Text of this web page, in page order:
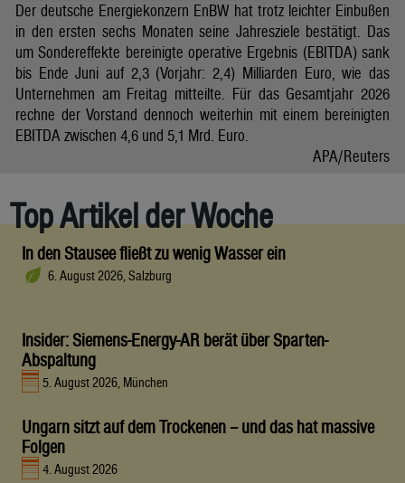
Der deutsche Energiekonzern EnBW hat trotz leichter Einbußen
in den ersten sechs Monaten seine Jahresziele bestätigt. Das
um Sondereffekte bereinigte operative Ergebnis (EBITDA) sank
bis Ende Juni auf 2,3 (Vorjahr: 2,4) Milliarden Euro, wie das
Unternehmen am Freitag mitteilte. Für das Gesamtjahr 2026
rechne der Vorstand dennoch weiterhin mit einem bereinigten
EBITDA zwischen 4,6 und 5,1 Mrd. Euro.
APA/Reuters
Top Artikel der Woche
In den Stausee fließt zu wenig Wasser ein
6. August 2026, Salzburg
Insider: Siemens-Energy-AR berät über Sparten-
Abspaltung
5. August 2026, München
Ungarn sitzt auf dem Trockenen – und das hat massive
Folgen
4. August 2026